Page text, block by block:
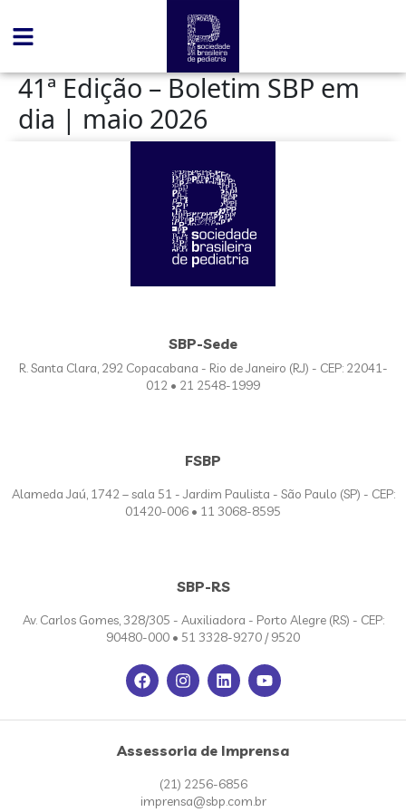
41ª Edição – Boletim SBP em
dia | maio 2026
SBP-Sede
R. Santa Clara, 292 Copacabana - Rio de Janeiro (RJ) - CEP: 22041-
012 • 21 2548-1999
FSBP
Alameda Jaú, 1742 – sala 51 - Jardim Paulista - São Paulo (SP) - CEP:
01420-006 • 11 3068-8595
SBP-RS
Av. Carlos Gomes, 328/305 - Auxiliadora - Porto Alegre (RS) - CEP:
90480-000 • 51 3328-9270 / 9520
Assessoria de Imprensa
(21) 2256-6856
imprensa@sbp.com.br